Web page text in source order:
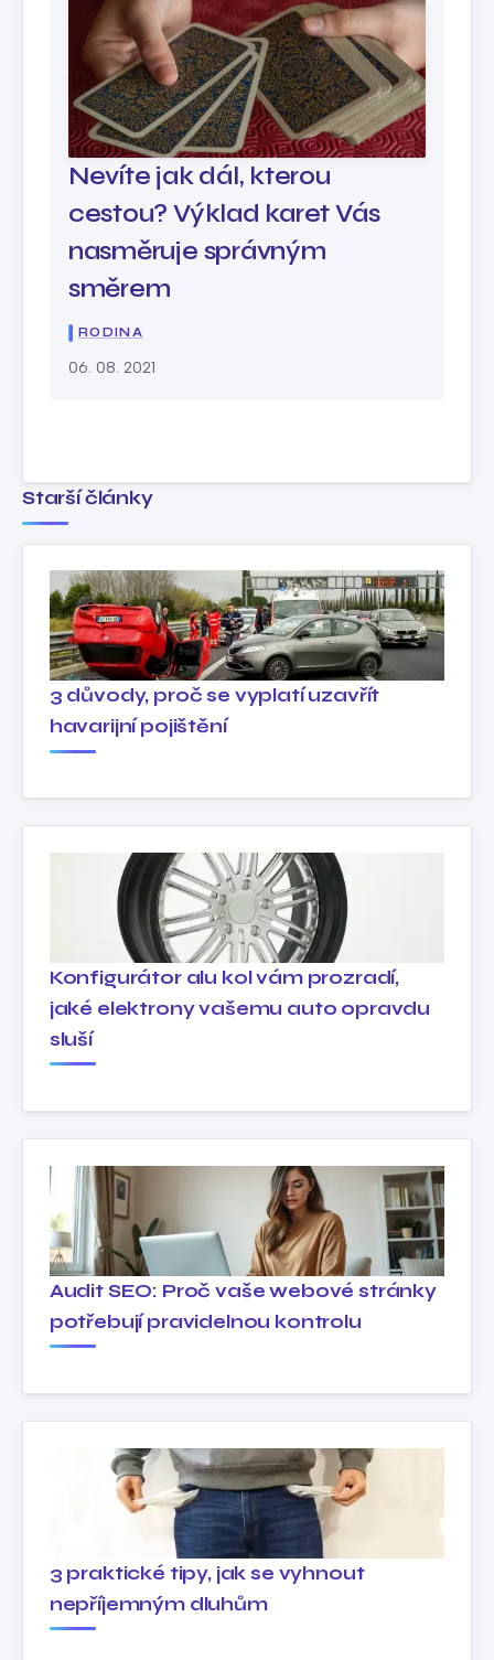
Nevíte jak dál, kterou
cestou? Výklad karet Vás
nasměruje správným
směrem
RODINA
06. 08. 2021
Starší články
3 důvody, proč se vyplatí uzavřít
havarijní pojištění
Konfigurátor alu kol vám prozradí,
jaké elektrony vašemu auto opravdu
sluší
Audit SEO: Proč vaše webové stránky
potřebují pravidelnou kontrolu
3 praktické tipy, jak se vyhnout
nepříjemným dluhům